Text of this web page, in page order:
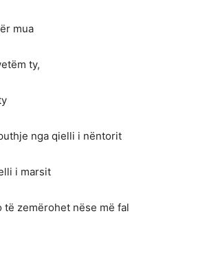
mua
ty,
nga qielli i nëntorit
i marsit
të zemërohet nëse më fal